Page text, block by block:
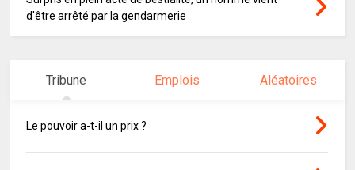
d'être arrêté par la gendarmerie
Tribune Emplois Aléatoires
Le pouvoir a-t-il un prix ?